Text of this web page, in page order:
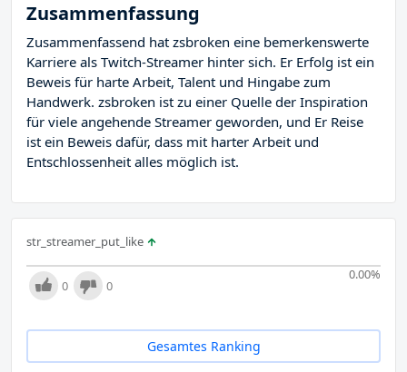
Zusammenfassung
Zusammenfassend hat zsbroken eine bemerkenswerte
Karriere als Twitch-Streamer hinter sich. Er Erfolg ist ein
Beweis für harte Arbeit, Talent und Hingabe zum
Handwerk. zsbroken ist zu einer Quelle der Inspiration
für viele angehende Streamer geworden, und Er Reise
ist ein Beweis dafür, dass mit harter Arbeit und
Entschlossenheit alles möglich ist.
str_streamer_put_like
0.00%
0 0
Gesamtes Ranking